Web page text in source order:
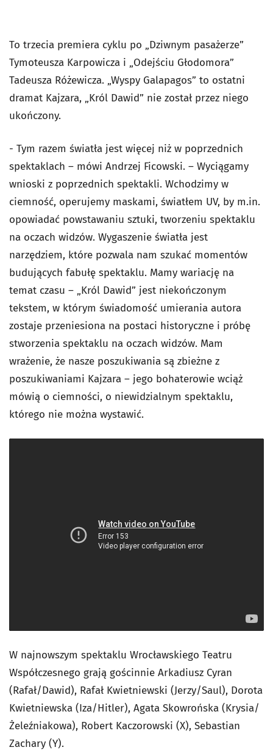
To trzecia premiera cyklu po „Dziwnym pasażerze”
Tymoteusza Karpowicza i „Odejściu Głodomora”
Tadeusza Różewicza. „Wyspy Galapagos” to ostatni
dramat Kajzara, „Król Dawid” nie został przez niego
ukończony.
- Tym razem światła jest więcej niż w poprzednich
spektaklach – mówi Andrzej Ficowski. – Wyciągamy
wnioski z poprzednich spektakli. Wchodzimy w
ciemność, operujemy maskami, światłem UV, by m.in.
opowiadać powstawaniu sztuki, tworzeniu spektaklu
na oczach widzów. Wygaszenie światła jest
narzędziem, które pozwala nam szukać momentów
budujących fabułę spektaklu. Mamy wariację na
temat czasu – „Król Dawid” jest niekończonym
tekstem, w którym świadomość umierania autora
zostaje przeniesiona na postaci historyczne i próbę
stworzenia spektaklu na oczach widzów. Mam
wrażenie, że nasze poszukiwania są zbieżne z
poszukiwaniami Kajzara – jego bohaterowie wciąż
mówią o ciemności, o niewidzialnym spektaklu,
którego nie można wystawić.
W najnowszym spektaklu Wrocławskiego Teatru
Współczesnego grają gościnnie Arkadiusz Cyran
(Rafał/Dawid), Rafał Kwietniewski (Jerzy/Saul), Dorota
Kwietniewska (Iza/Hitler), Agata Skowrońska (Krysia/
Żeleźniakowa), Robert Kaczorowski (X), Sebastian
Zachary (Y).